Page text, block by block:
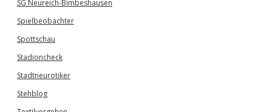
SG Neureich-Bimbeshausen
Spielbeobachter
Spottschau
Stadioncheck
Stadtneurotiker
Stehblog